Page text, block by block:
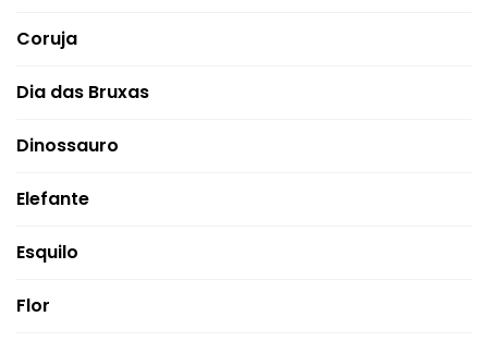
Coruja
Dia das Bruxas
Dinossauro
Elefante
Esquilo
Flor